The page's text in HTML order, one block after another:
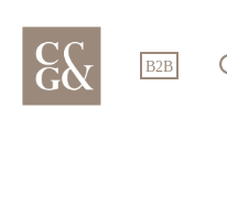
springen
B2B